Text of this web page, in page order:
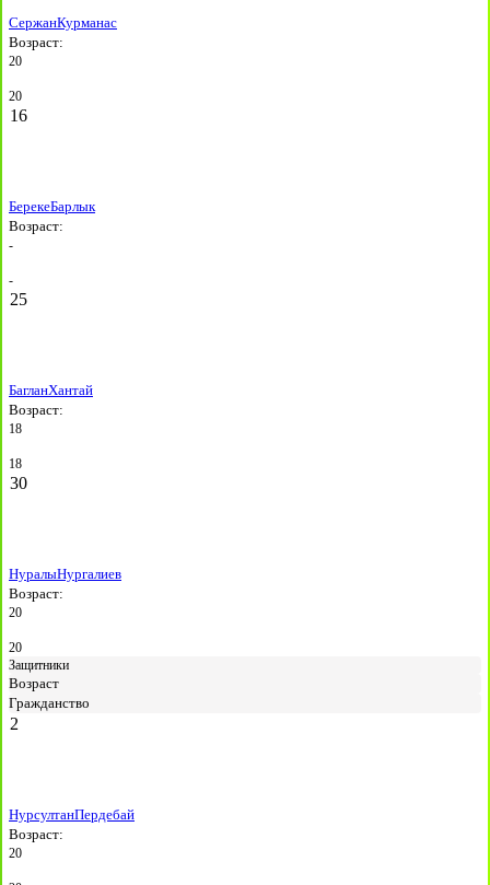
СержанКурманас
Возраст:
20
20
16
БерекеБарлык
Возраст:
-
-
25
БагланХантай
Возраст:
18
18
30
НуралыНургалиев
Возраст:
20
20
Защитники
Возраст
Гражданство
2
НурсултанПердебай
Возраст:
20